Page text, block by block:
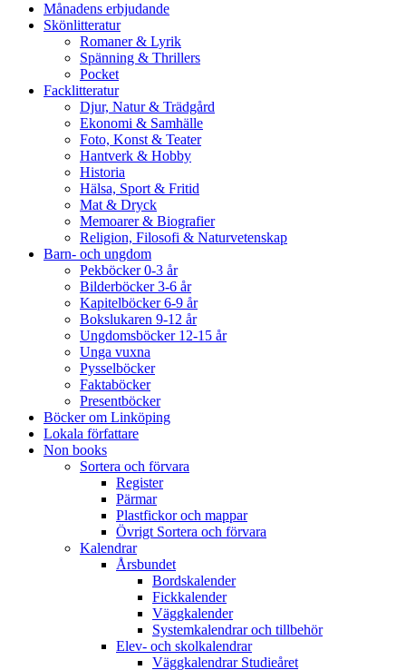
Månadens erbjudande
Skönlitteratur
Romaner & Lyrik
Spänning & Thrillers
Pocket
Facklitteratur
Djur, Natur & Trädgård
Ekonomi & Samhälle
Foto, Konst & Teater
Hantverk & Hobby
Historia
Hälsa, Sport & Fritid
Mat & Dryck
Memoarer & Biografier
Religion, Filosofi & Naturvetenskap
Barn- och ungdom
Pekböcker 0-3 år
Bilderböcker 3-6 år
Kapitelböcker 6-9 år
Bokslukaren 9-12 år
Ungdomsböcker 12-15 år
Unga vuxna
Pysselböcker
Faktaböcker
Presentböcker
Böcker om Linköping
Lokala författare
Non books
Sortera och förvara
Register
Pärmar
Plastfickor och mappar
Övrigt Sortera och förvara
Kalendrar
Årsbundet
Bordskalender
Fickkalender
Väggkalender
Systemkalendrar och tillbehör
Elev- och skolkalendrar
Väggkalendrar Studieåret